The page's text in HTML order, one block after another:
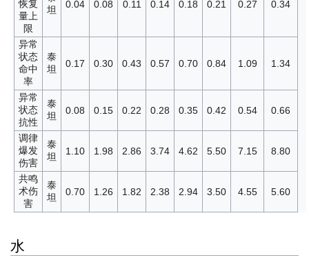
恢复
量上
限
坦
0.04 0.08 0.11 0.14 0.18 0.21 0.27 0.34
异常
状态
命中
率
泰
坦
0.17 0.30 0.43 0.57 0.70 0.84 1.09 1.34
异常
状态
抗性
泰
坦
0.08 0.15 0.22 0.28 0.35 0.42 0.54 0.66
调律
爆发
伤害
泰
坦
1.10 1.98 2.86 3.74 4.62 5.50 7.15 8.80
共鸣
术伤
害
泰
坦
0.70 1.26 1.82 2.38 2.94 3.50 4.55 5.60
水